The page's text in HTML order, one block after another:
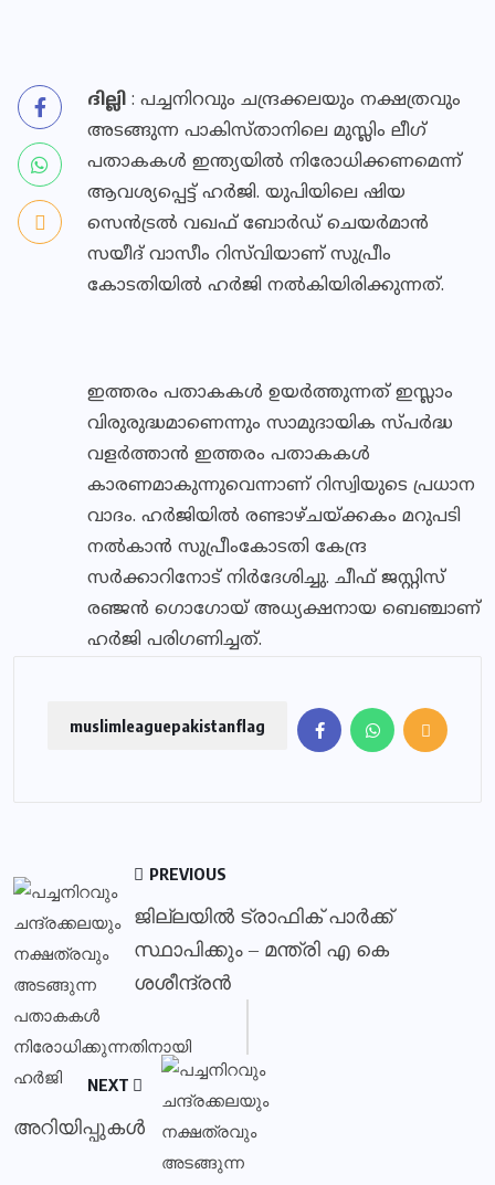
ദില്ലി : പച്ചനിറവും ചന്ദ്രക്കലയും നക്ഷത്രവും
അടങ്ങുന്ന പാകിസ്താനിലെ മുസ്ലിം ലീഗ്
പതാകകൾ ഇന്ത്യയിൽ നിരോധിക്കണമെന്ന്
ആവശ്യപ്പെട്ട് ഹർജി. യുപിയിലെ ഷിയ
സെൻട്രൽ വഖഫ് ബോർഡ് ചെയർമാൻ
സയീദ് വാസീം റിസ്‌വിയാണ് സുപ്രീം
കോടതിയിൽ ഹർജി നൽകിയിരിക്കുന്നത്.
ഇത്തരം പതാകകൾ ഉയർത്തുന്നത് ഇസ്ലാം
വിരുരുദ്ധമാണെന്നും സാമുദായിക സ്പര്‍ദ്ധ
വളര്‍ത്താന്‍ ഇത്തരം പതാകകള്‍
കാരണമാകുന്നുവെന്നാണ് റിസ്വിയുടെ പ്രധാന
വാദം. ഹര്‍ജിയില്‍ രണ്ടാഴ്ചയ്ക്കകം മറുപടി
നല്‍കാന്‍ സുപ്രീംകോടതി കേന്ദ്ര
സര്‍ക്കാറിനോട് നിര്‍ദേശിച്ചു. ചീഫ് ജസ്റ്റിസ്
രഞ്ജൻ ഗൊഗോയ് അധ്യക്ഷനായ ബെഞ്ചാണ്
ഹർജി പരിഗണിച്ചത്.
muslimleaguepakistanflag
PREVIOUS
ജില്ലയില്‍ ട്രാഫിക് പാര്‍ക്ക്
സ്ഥാപിക്കും – മന്ത്രി എ കെ
ശശീന്ദ്രന്‍
NEXT
അറിയിപ്പുകള്‍